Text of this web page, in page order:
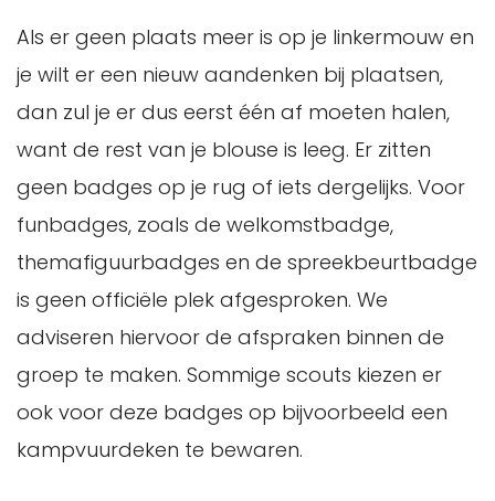
Als er geen plaats meer is op je linkermouw en
je wilt er een nieuw aandenken bij plaatsen,
dan zul je er dus eerst één af moeten halen,
want de rest van je blouse is leeg. Er zitten
geen badges op je rug of iets dergelijks. Voor
funbadges, zoals de welkomstbadge,
themafiguurbadges en de spreekbeurtbadge
is geen officiële plek afgesproken. We
adviseren hiervoor de afspraken binnen de
groep te maken. Sommige scouts kiezen er
ook voor deze badges op bijvoorbeeld een
kampvuurdeken te bewaren.